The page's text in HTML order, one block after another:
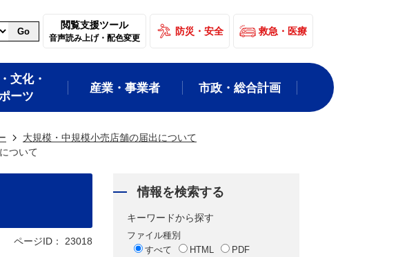
Go
閲覧支援ツール
音声読み上げ・配色変更
防災・安全 救急・医療
文化・
ーツ
産業・事業者 市政・総合計画
大規模・中規模小売店舗の届出について
ついて
ページID：
23018
情報を検索する
キーワードから探す
ファイル種別
すべて
HTML PDF